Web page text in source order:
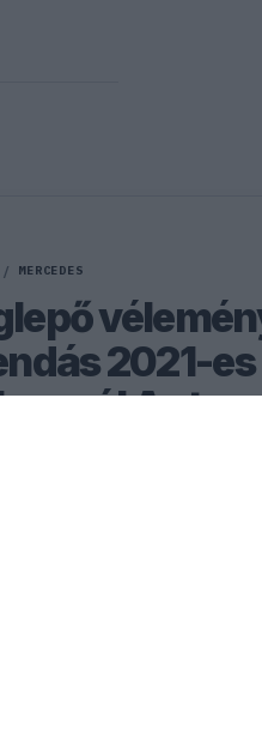
/ MERCEDES
2021-